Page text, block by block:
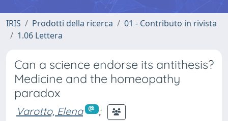
IRIS Prodotti della ricerca
01 - Contributo in rivista
1.06 Lettera
Can a science endorse its antithesis?
Medicine and the homeopathy
paradox
Varotto, Elena
;